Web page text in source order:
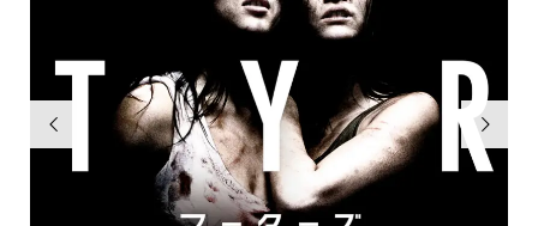
 